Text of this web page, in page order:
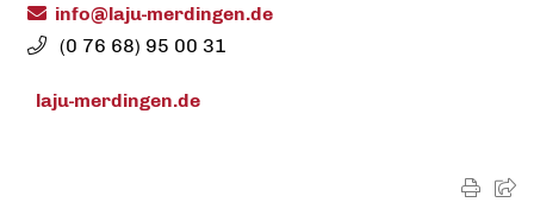
info@laju-merdingen.de
(0 76 68) 95 00 31
laju-merdingen.de